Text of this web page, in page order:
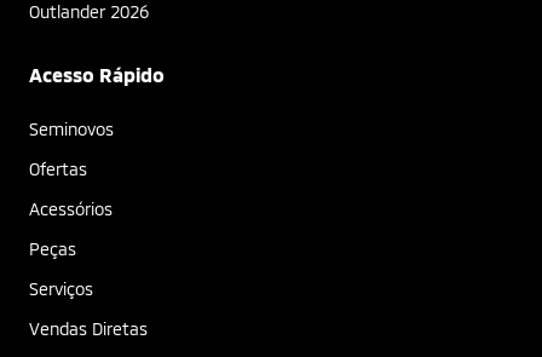
Outlander 2026
Acesso Rápido
Seminovos
Ofertas
Acessórios
Peças
Serviços
Vendas Diretas